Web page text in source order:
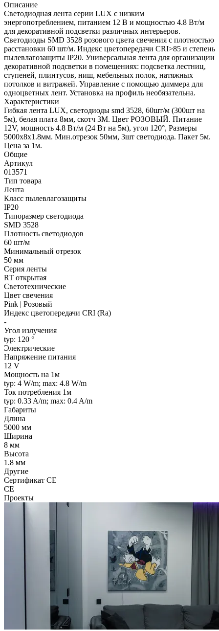
Описание
Светодиодная лента серии LUX с низким
энергопотреблением, питанием 12 В и мощностью 4.8 Вт/м
для декоративной подсветки различных интерьеров.
Светодиоды SMD 3528 розового цвета свечения с плотностью
расстановки 60 шт/м. Индекс цветопередачи CRI>85 и степень
пылевлагозащиты IP20. Универсальная лента для организации
декоративной подсветки в помещениях: подсветка лестниц,
ступеней, плинтусов, ниш, мебельных полок, натяжных
потолков и витражей. Управление с помощью диммера для
одноцветных лент. Установка на профиль необязательна.
Характеристики
Гибкая лента LUX, светодиоды smd 3528, 60шт/м (300шт на
5м), белая плата 8мм, скотч 3М. Цвет РОЗОВЫЙ. Питание
12V, мощность 4.8 Вт/м (24 Вт на 5м), угол 120°, Размеры
5000х8x1.8мм. Мин.отрезок 50мм, 3шт светодиода. Пакет 5м.
Цена за 1м.
Общие
Артикул
013571
Тип товара
Лента
Класс пылевлагозащиты
IP20
Типоразмер светодиода
SMD 3528
Плотность светодиодов
60 шт/м
Минимальный отрезок
50 мм
Серия ленты
RT открытая
Светотехнические
Цвет свечения
Pink | Розовый
Индекс цветопередачи CRI (Ra)
-
Угол излучения
typ: 120 °
Электрические
Напряжение питания
12 V
Мощность на 1м
typ: 4 W/m; max: 4.8 W/m
Ток потребления 1м
typ: 0.33 A/m; max: 0.4 A/m
Габариты
Длина
5000 мм
Ширина
8 мм
Высота
1.8 мм
Другие
Сертификат CE
CE
Проекты